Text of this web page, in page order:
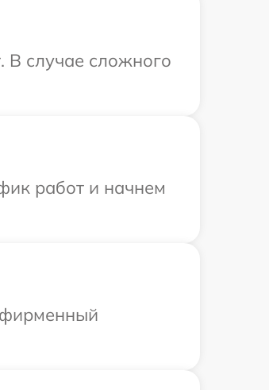
В случае сложного
работ и начнем
фирменный